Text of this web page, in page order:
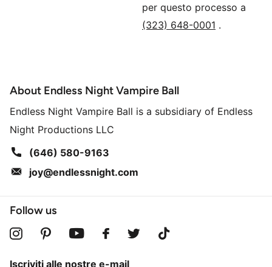
per questo processo a
(323) 648-0001 .
About Endless Night Vampire Ball
Endless Night Vampire Ball is a subsidiary of Endless
Night Productions LLC
(646) 580-9163
joy@endlessnight.com
Follow us
Iscriviti alle nostre e-mail